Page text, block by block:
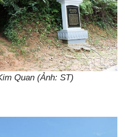
Quan (Ảnh: ST)